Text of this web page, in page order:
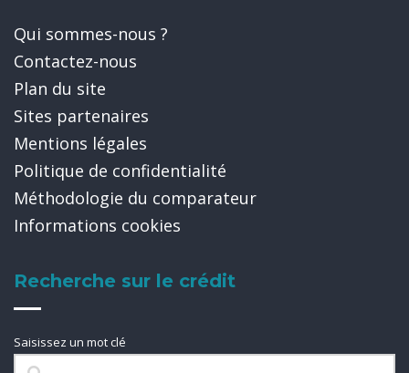
Qui sommes-nous ?
Contactez-nous
Plan du site
Sites partenaires
Mentions légales
Politique de confidentialité
Méthodologie du comparateur
Informations cookies
Recherche sur le crédit
Saisissez un mot clé